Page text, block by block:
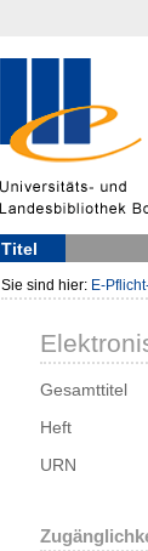
Titel
Sie sind hier: E-
Gesamttitel
Heft
URN